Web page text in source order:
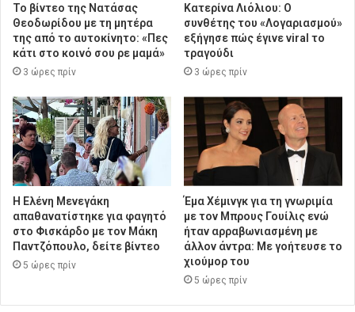
Το βίντεο της Νατάσας
Θεοδωρίδου με τη μητέρα
της από το αυτοκίνητο: «Πες
κάτι στο κοινό σου ρε μαμά»
3 ώρες πρίν
Κατερίνα Λιόλιου: Ο
συνθέτης του «Λογαριασμού»
εξήγησε πώς έγινε viral το
τραγούδι
3 ώρες πρίν
Η Ελένη Μενεγάκη
απαθανατίστηκε για φαγητό
στο Φισκάρδο με τον Μάκη
Παντζόπουλο, δείτε βίντεο
5 ώρες πρίν
Έμα Χέμινγκ για τη γνωριμία
με τον Μπρους Γουίλις ενώ
ήταν αρραβωνιασμένη με
άλλον άντρα: Με γοήτευσε το
χιούμορ του
5 ώρες πρίν